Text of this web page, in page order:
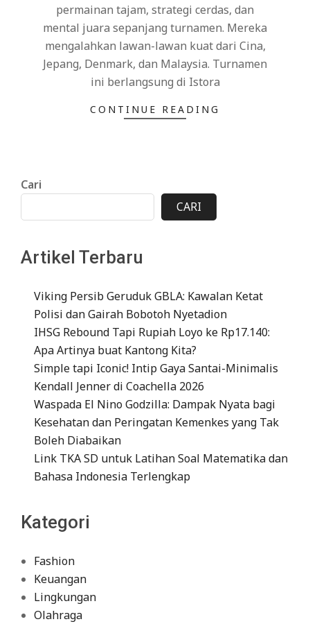
permainan tajam, strategi cerdas, dan
mental juara sepanjang turnamen. Mereka
mengalahkan lawan-lawan kuat dari Cina,
Jepang, Denmark, dan Malaysia. Turnamen
ini berlangsung di Istora
CONTINUE READING
Cari
CARI
Artikel Terbaru
Viking Persib Geruduk GBLA: Kawalan Ketat
Polisi dan Gairah Bobotoh Nyetadion
IHSG Rebound Tapi Rupiah Loyo ke Rp17.140:
Apa Artinya buat Kantong Kita?
Simple tapi Iconic! Intip Gaya Santai-Minimalis
Kendall Jenner di Coachella 2026
Waspada El Nino Godzilla: Dampak Nyata bagi
Kesehatan dan Peringatan Kemenkes yang Tak
Boleh Diabaikan
Link TKA SD untuk Latihan Soal Matematika dan
Bahasa Indonesia Terlengkap
Kategori
Fashion
Keuangan
Lingkungan
Olahraga